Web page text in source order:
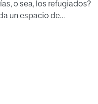
o sea, los refugiados?
un espacio de
no gubernamentales,
de los
en primer
Finalmente se
y la realidad